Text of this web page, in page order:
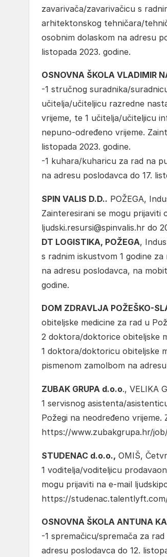
zavarivača/zavarivačicu s
arhitektonskog tehničara/
osobnim dolaskom na adresu
listopada 2023. godine.
OSNOVNA ŠKOLA VLADIMIR
-1 stručnog suradnika/
učitelja/učiteljicu razredne
vrijeme, te 1 učitelja/učiteljicu
nepuno-određeno vrijeme.
listopada 2023. godine.
-1 kuhara/kuharicu za rad na
na adresu poslodavca do 17.
SPIN VALIS D.D.. POŽEGA,
Zainteresirani se mogu prijaviti
ljudski.resursi@spinvalis.hr do
DT LOGISTIKA, POŽEGA,
s radnim iskustvom 1 godine
na adresu poslodavca, na
godine.
DOM ZDRAVLJA POŽEŠKO-
obiteljske medicine za rad u
2 doktora/doktorice obiteljske
1 doktora/doktoricu obiteljske
pismenom zamolbom na
ZUBAK GRUPA d.o.o., VELIKA
1 servisnog asistenta/
Požegi na neodređeno
https://www.zubakgrupa.hr/
STUDENAC d.o.o., OMIŠ,
1 voditelja/voditeljicu
mogu prijaviti na e-mail
https://
OSNOVNA ŠKOLA ANTUNA
-1 spremačicu/spremača za
adresu poslodavca do 12.